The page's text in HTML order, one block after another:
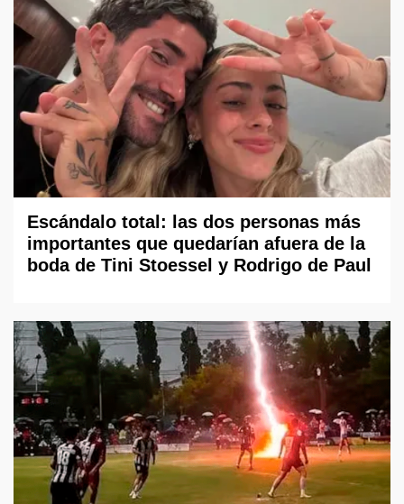
Escándalo total: las dos personas más
importantes que quedarían afuera de la
boda de Tini Stoessel y Rodrigo de Paul